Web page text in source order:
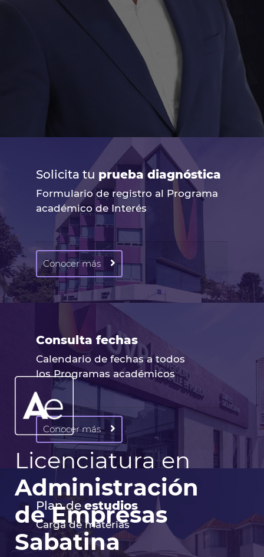
Licenciatura en
Administración
de Empresas
Sabatina
Solicita tu prueba diagnóstica
Formulario de registro al Programa
académico de Interés
Conocer más
Consulta fechas
Calendario de fechas a todos
los Programas académicos
Conocer más
Plan deestudios
Carga de materias